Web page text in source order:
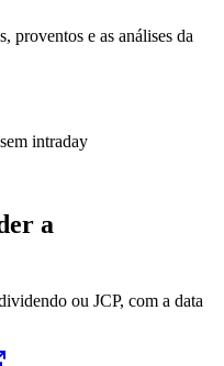
proventos e as análises da
intraday
a
ou JCP, com a data